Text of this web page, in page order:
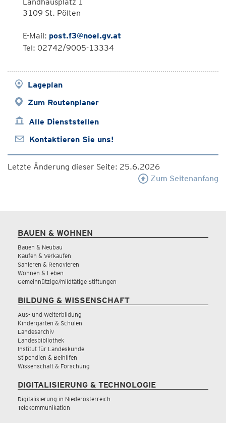
3109 St. Pölten
E-Mail: post.f3@noel.gv.at
Tel: 02742/9005-13334
Lageplan
Zum Routenplaner
Alle Dienststellen
Kontaktieren Sie uns!
Letzte Änderung dieser Seite: 25.6.2026
Zum Seitenanfang
BAUEN & WOHNEN
Bauen & Neubau
Kaufen & Verkaufen
Sanieren & Renovieren
Wohnen & Leben
Gemeinnützige/mildtätige Stiftungen
BILDUNG & WISSENSCHAFT
Aus- und Weiterbildung
Kindergärten & Schulen
Landesarchiv
Landesbibliothek
Institut für Landeskunde
Stipendien & Beihilfen
Wissenschaft & Forschung
DIGITALISIERUNG & TECHNOLOGIE
Digitalisierung in Niederösterreich
Telekommunikation